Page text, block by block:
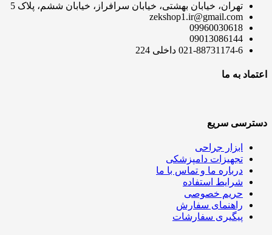
تهران، خیابان بهشتی، خیابان سرافراز، خیابان ششم، پلاک 5
zekshop1.ir@gmail.com
09960030618
09013086144
021-88731174-6 داخلی 224
اعتماد به ما
دسترسی سریع
ابزار جراحی
تجهیزات دامپزشکی
درباره ما و تماس با ما
شرایط استفاده
حریم خصوصی
راهنمای سفارش
پیگیری سفارشات